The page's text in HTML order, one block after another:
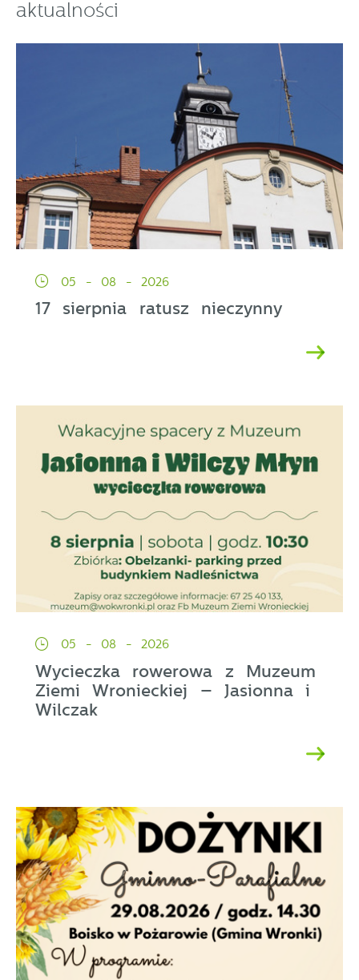
aktualności
05 - 08 - 2026
17 sierpnia ratusz nieczynny
05 - 08 - 2026
Wycieczka rowerowa z Muzeum
Ziemi Wronieckiej – Jasionna i
Wilczak